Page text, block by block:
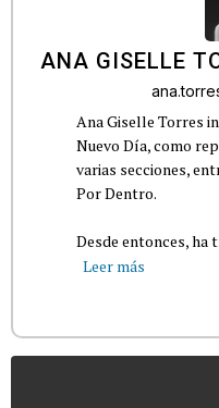
ANA GISELLE
Ana Giselle Torres
Nuevo Día, como
varias secciones,
Por Dentro.
Desde entonces, ha
Leer más